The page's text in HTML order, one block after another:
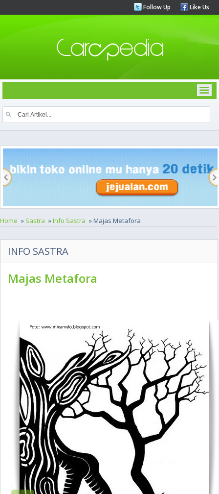
Follow Up Like Us
Home » Sastra »Info Sastra » Majas Metafora
INFO SASTRA
Majas Metafora